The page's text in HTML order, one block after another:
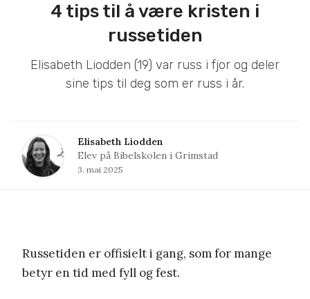
4 tips til å være kristen i
russetiden
Elisabeth Liodden (19) var russ i fjor og deler
sine tips til deg som er russ i år.
Elisabeth Liodden
Elev på Bibelskolen i Grimstad
3. mai 2025
Russetiden er offisielt i gang, som for mange
betyr en tid med fyll og fest.